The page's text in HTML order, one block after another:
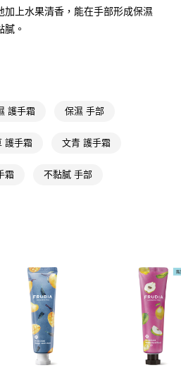
證，即可結帳。
額後，即可完成結帳。
費通知簡訊。
，點擊此簡訊中的連結，可透過四大超商／
付款，方視為交易完成。
立刻繳費，但若您需要取消訂單，請聯絡
消之訂單仍視為有效，需透過AFTEE先享
享後付 」之結帳頁面顯示為準，若有關於
)免運費
上)免運費
上)免運費
加上水果清香，能在手部形成保濕
。
護手霜 保濕 手部
護手霜 文青 護手霜
霜 不黏膩 手部